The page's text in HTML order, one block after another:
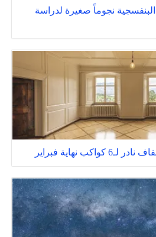
نجوماً صغيرة لدراسة
نهاية فبراير